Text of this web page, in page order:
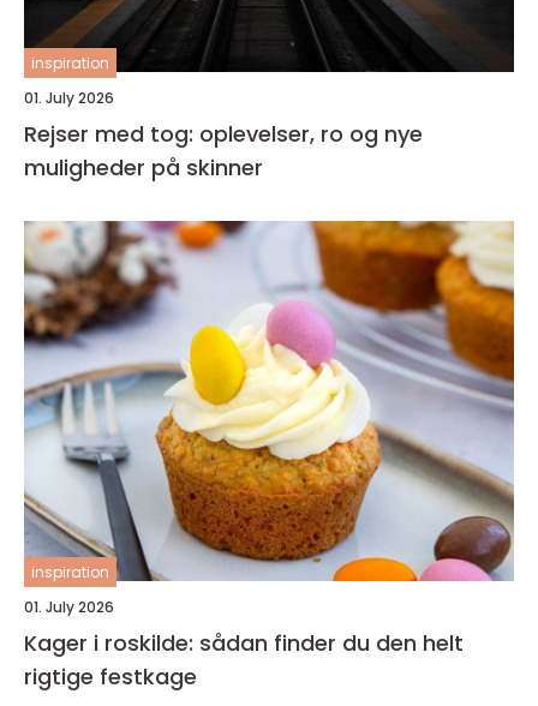
inspiration
01. July 2026
Rejser med tog: oplevelser, ro og nye
muligheder på skinner
inspiration
01. July 2026
Kager i roskilde: sådan finder du den helt
rigtige festkage